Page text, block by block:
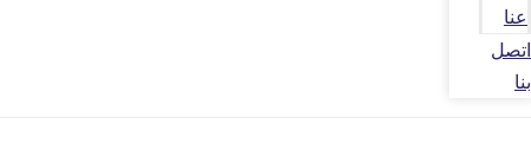
عنا
اتصل
بنا